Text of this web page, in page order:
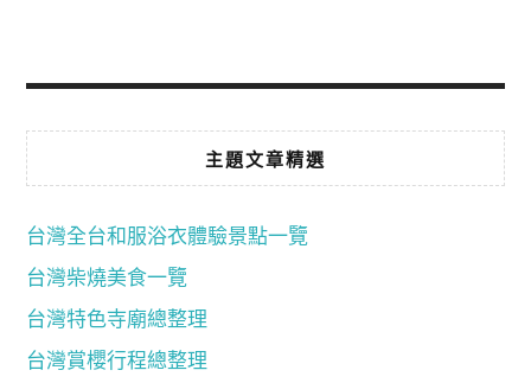
主題文章精選
台灣全台和服浴衣體驗景點一覽
台灣柴燒美食一覽
台灣特色寺廟總整理
台灣賞櫻行程總整理